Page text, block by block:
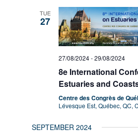
TUE
27
27/08/2024-29/08/2024
8e International
Estuaries and
Centre des Congrès de
Lévesque Est, Québec, QC,
SEPTEMBER 2024